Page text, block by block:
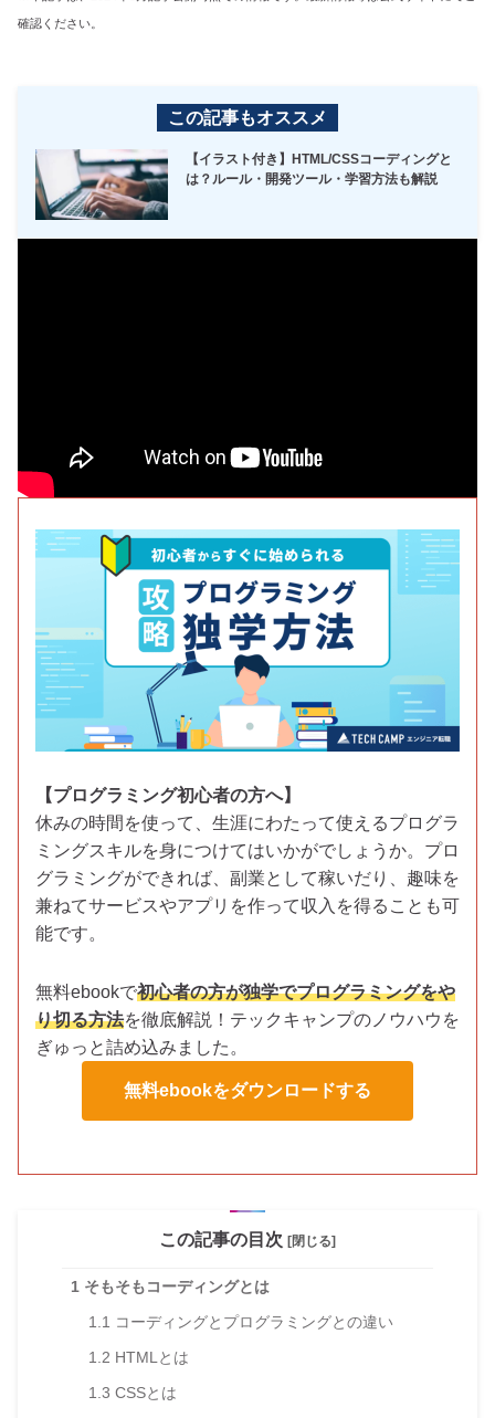
確認ください。
この記事もオススメ
【イラスト付き】HTML/CSSコーディングと
は？ルール・開発ツール・学習方法も解説
【プログラミング初心者の方へ】
休みの時間を使って、生涯にわたって使えるプログラ
ミングスキルを身につけてはいかがでしょうか。プロ
グラミングができれば、副業として稼いだり、趣味を
兼ねてサービスやアプリを作って収入を得ることも可
能です。
無料ebookで初心者の方が独学でプログラミングをや
り切る方法を徹底解説！テックキャンプのノウハウを
ぎゅっと詰め込みました。
無料ebookをダウンロードする
この記事の目次 [閉じる]
1 そもそもコーディングとは
1.1 コーディングとプログラミングとの違い
1.2 HTMLとは
1.3 CSSとは